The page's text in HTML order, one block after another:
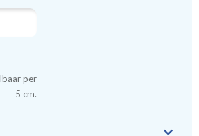
per
5 cm.